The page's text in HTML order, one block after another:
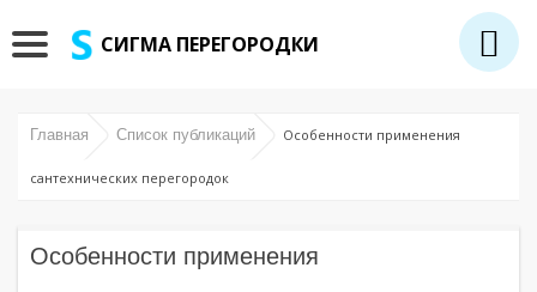
СИГМА ПЕРЕГОРОДКИ
Главная Список публикаций Особенности применения
сантехнических перегородок
Особенности применения